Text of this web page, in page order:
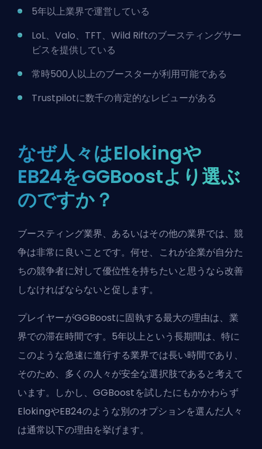
5年以上業界で運営している
LoL、Valo、TFT、Wild Riftのブースティングサー
ビスを提供している
常時500人以上のブースターが利用可能である
Trustpilotに数千の肯定的なレビューがある
なぜ人々はElokingや
EB24をGGBoostより選ぶ
のですか？
ブースティング業界、あるいはその他の業界では、競
争は非常に良いことです。何せ、これが企業が自分た
ちの競争者に対して優位性を持ちたいと思うなら改善
しなければならないと促します。
プレイヤーがGGBoostに固執する最大の理由は、業
界での滞在時間です。5年以上という長期間は、特に
このような急速に進行する業界では長い時間であり、
そのため、多くの人々が安全な選択肢であると考えて
います。しかし、GGBoostを試したにもかかわらず
ElokingやEB24のような別のオプションを選んだ人々
は通常以下の理由を挙げます。